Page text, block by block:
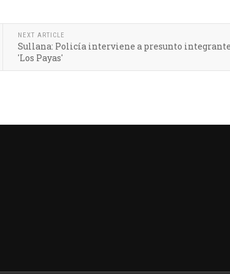
NEXT ARTICLE
Sullana: Policía interviene a presunto
'Los Payas'